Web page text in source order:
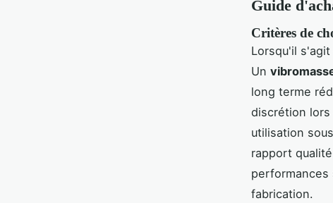
Guide
Critères de
Lorsqu'il
Un
long terme
discrétion
utilisation
rapport
performances
fabrication.